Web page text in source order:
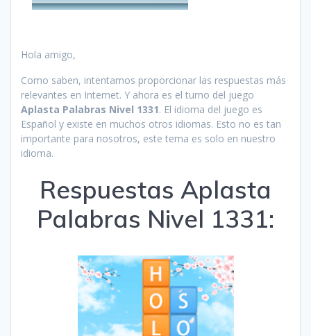
Hola amigo,
Como saben, intentamos proporcionar las respuestas más
relevantes en Internet. Y ahora es el turno del juego
Aplasta Palabras Nivel 1331. El idioma del juego es
Español y existe en muchos otros idiomas. Esto no es tan
importante para nosotros, este tema es solo en nuestro
idioma.
Respuestas Aplasta
Palabras Nivel 1331: